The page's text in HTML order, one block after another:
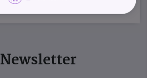
Newsletter